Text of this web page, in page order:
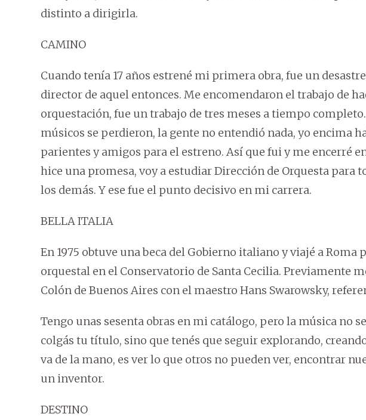
distinto a dirigirla.
CAMINO
Cuando tenía 17 años estrené mi primera obra, fue un
director de aquel entonces. Me encomendaron el trabajo de
orquestación, fue un trabajo de tres meses a tiempo
músicos se perdieron, la gente no entendió nada, yo encima
parientes y amigos para el estreno. Así que fui y me encerré
hice una promesa, voy a estudiar Dirección de Orquesta para
los demás. Y ese fue el punto decisivo en mi carrera.
BELLA ITALIA
En 1975 obtuve una beca del Gobierno italiano y viajé a Roma
orquestal en el Conservatorio de Santa Cecilia. Previamente
Colón de Buenos Aires con el maestro Hans Swarowsky,
Tengo unas sesenta obras en mi catálogo, pero la música no
colgás tu título, sino que tenés que seguir explorando,
va de la mano, es ver lo que otros no pueden ver, encontrar
un inventor.
DESTINO